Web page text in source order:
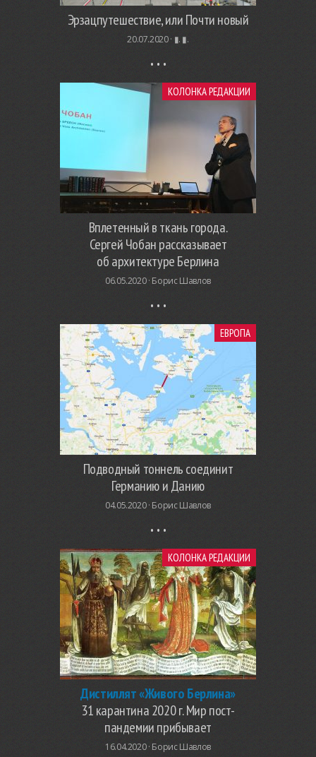
Эрзацпутешествие, или Почти новый
20.07.2020 · ▮. ▮.
КОЛОНКА РЕДАКЦИИ
Вплетенный в ткань города.
Сергей Чобан рассказывает
об архитектуре Берлина
06.05.2020 · Борис Шавлов
ЕВРОПА
Подводный тоннель соединит
Германию и Данию
04.05.2020 · Борис Шавлов
КОЛОНКА РЕДАКЦИИ
Дистиллят «Живого Берлина»
31 карантина 2020 г. Мир пост-
пандемии прибывает
16.04.2020 · Борис Шавлов